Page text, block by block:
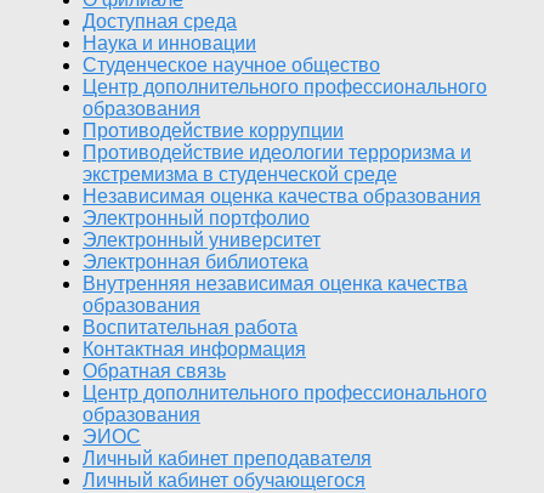
Доступная среда
Наука и инновации
Студенческое научное общество
Центр дополнительного профессионального
образования
Противодействие коррупции
Противодействие идеологии терроризма и
экстремизма в студенческой среде
Независимая оценка качества образования
Электронный портфолио
Электронный университет
Электронная библиотека
Внутренняя независимая оценка качества
образования
Воспитательная работа
Контактная информация
Обратная связь
Центр дополнительного профессионального
образования
ЭИОС
Личный кабинет преподавателя
Личный кабинет обучающегося